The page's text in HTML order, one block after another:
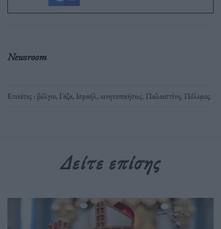
Newsroom
Ετικέτες : βέλγιο, Γάζα, Ισραήλ,κινητοποιήσεις, Παλαιστίνη, Πόλεμος.
Δείτε επίσης